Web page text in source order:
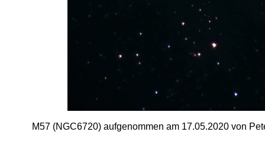
M57 (NGC6720) aufgenommen am 17.05.2020 von